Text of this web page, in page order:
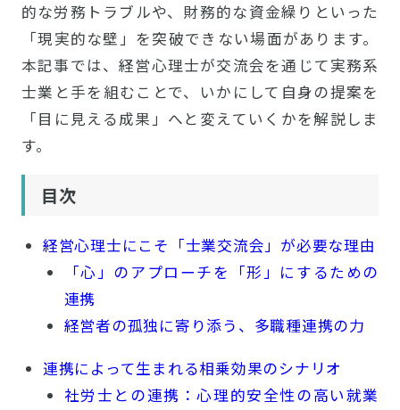
的な労務トラブルや、財務的な資金繰りといった
「現実的な壁」を突破できない場面があります。
本記事では、経営心理士が交流会を通じて実務系
士業と手を組むことで、いかにして自身の提案を
「目に見える成果」へと変えていくかを解説しま
す。
目次
経営心理士にこそ「士業交流会」が必要な理由
「心」のアプローチを「形」にするための
連携
経営者の孤独に寄り添う、多職種連携の力
連携によって生まれる相乗効果のシナリオ
社労士との連携：心理的安全性の高い就業